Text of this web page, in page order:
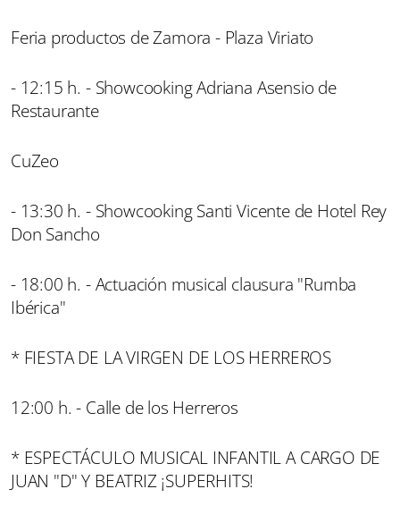
Feria productos de Zamora - Plaza Viriato
- 12:15 h. - Showcooking Adriana Asensio de
Restaurante
CuZeo
- 13:30 h. - Showcooking Santi Vicente de Hotel Rey
Don Sancho
- 18:00 h. - Actuación musical clausura "Rumba
Ibérica"
* FIESTA DE LA VIRGEN DE LOS HERREROS
12:00 h. - Calle de los Herreros
* ESPECTÁCULO MUSICAL INFANTIL A CARGO DE
JUAN "D" Y BEATRIZ ¡SUPERHITS!